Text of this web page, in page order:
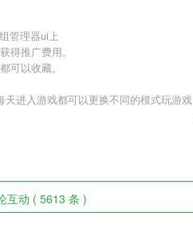
管理器ui上
得推广费用。
可以收藏。
进入游戏都可以更换不同的模式玩游戏
互动 ( 5613 条 )